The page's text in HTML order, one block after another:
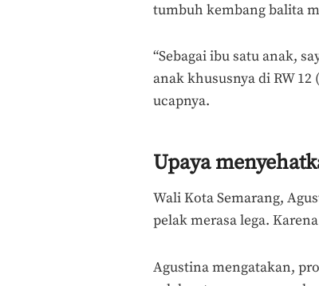
tumbuh kembang balita
“Sebagai ibu satu anak,
anak khususnya di RW
ucapnya.
Upaya
Wali Kota Semarang,
pelak merasa lega.
Agustina mengatakan,